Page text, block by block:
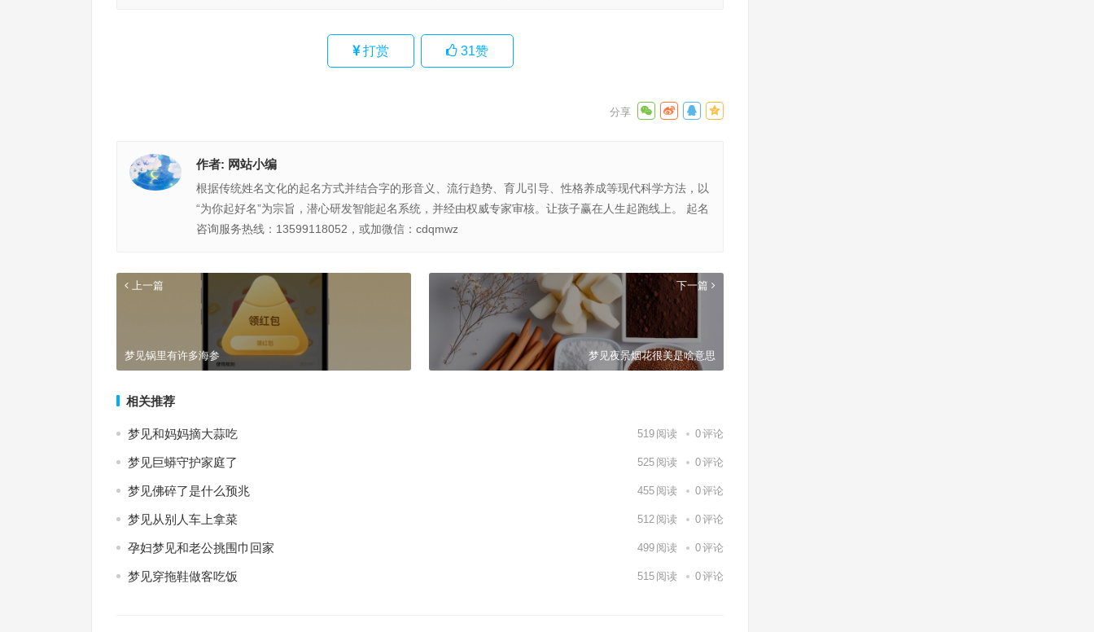
打赏 31赞
作者: 网站小编
根据传统姓名文化的起名方式并结合字的形音义、流行趋势、育儿引导、性格养成等现代科学方法，以
“为你起好名”为宗旨，潜心研发智能起名系统，并经由权威专家审核。让孩子赢在人生起跑线上。 起名
咨询服务热线：13599118052，或加微信：cdqmwz
上一篇
梦见锅里有许多海参
下一篇
梦见夜景烟花很美是啥意思
相关推荐
梦见和妈妈摘大蒜吃 519 阅读 0评论
梦见巨蟒守护家庭了 525 阅读 0评论
梦见佛碎了是什么预兆 455 阅读 0评论
梦见从别人车上拿菜 512 阅读 0评论
孕妇梦见和老公挑围巾回家 499 阅读 0评论
梦见穿拖鞋做客吃饭 515 阅读 0评论